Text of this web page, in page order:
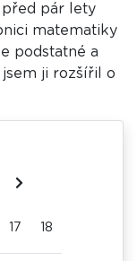
před pár lety
matematiky
podstatné a
ji rozšířil o
17 18